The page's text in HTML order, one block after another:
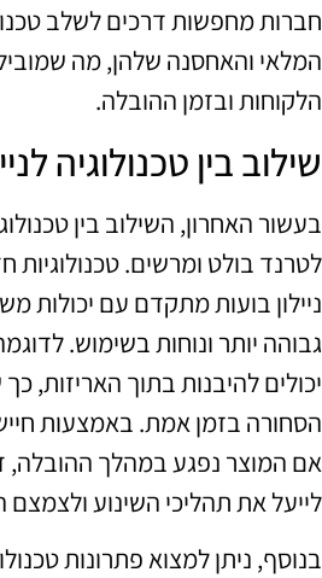
חברות מחפשות דרכים לשלב
המלאי והאחסנה שלהן, מה
הלקוחות ובזמן ההובלה.
שילוב בין טכנולוגיה
בעשור האחרון, השילוב בין
לטרנד בולט ומרשים. טכנולוגיות
ניילון בועות מתקדם עם יכולות
גבוהה יותר ונוחות בשימוש.
יכולים להיבנות בתוך האריזות,
הסחורה בזמן אמת. באמצעות
אם המוצר נפגע במהלך ההובלה,
לייעל את תהליכי השינוע
בנוסף, ניתן למצוא פתרונות